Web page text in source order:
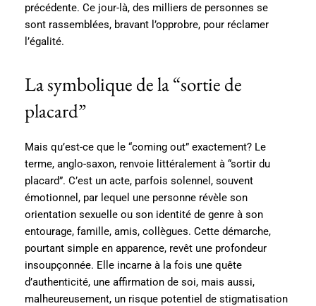
précédente. Ce jour-là, des milliers de personnes se
sont rassemblées, bravant l’opprobre, pour réclamer
l’égalité.
La symbolique de la “sortie de
placard”
Mais qu’est-ce que le “coming out” exactement? Le
terme, anglo-saxon, renvoie littéralement à “sortir du
placard”. C’est un acte, parfois solennel, souvent
émotionnel, par lequel une personne révèle son
orientation sexuelle ou son identité de genre à son
entourage, famille, amis, collègues. Cette démarche,
pourtant simple en apparence, revêt une profondeur
insoupçonnée. Elle incarne à la fois une quête
d’authenticité, une affirmation de soi, mais aussi,
malheureusement, un risque potentiel de stigmatisation